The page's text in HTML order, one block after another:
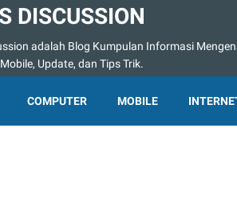
DISCUSSION
adalah Blog Kumpulan Informasi
Update, dan Tips Trik.
COMPUTER MOBILE